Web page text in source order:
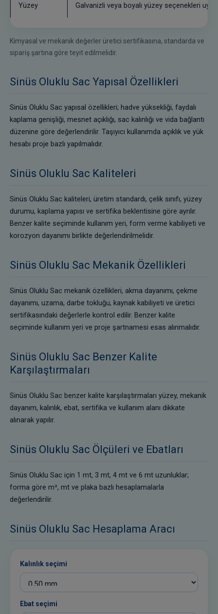
Yüzey Galvanizli veya boyalı yüzey seçenekleri
Kimyasal ve mekanik değerler üretici sertifikasına, standarda ve
sipariş şartına göre teyit edilmelidir.
Sinüs Oluklu Sac Yapısal Özellikleri
Sinüs Oluklu Sac yapısal özellikleri; hadve yüksekliği, faydalı
kaplama genişliği, mesnet açıklığı, sac kalınlığı ve vida bağlantı
düzenine göre değerlendirilir. Taşıyıcı kullanımda açıklık ve yük
hesabı proje bazlı yapılmalıdır.
Sinüs Oluklu Sac Kaliteleri
Sinüs Oluklu Sac kaliteleri, üretim standardı, çelik sınıfı, yüzey
durumu, kaplama yapısı ve sertifika beklentisine göre ayrılır.
Benzer kalite seçiminde kullanım yeri, form verme kabiliyeti ve
korozyon dayanımı birlikte değerlendirilmelidir.
Sinüs Oluklu Sac Mekanik Özellikleri
Sinüs Oluklu Sac mekanik özellikleri, akma dayanımı, çekme
dayanımı, uzama, darbe tokluğu, kaynak kabiliyeti ve üretici
sertifikasındaki değerlerle kontrol edilir. Benzer kalite
seçiminde kullanım yeri ve proje şartnamesi esas alınmalıdır.
Sinüs Oluklu Sac Benzer Kalite
Karşılaştırmaları
Sinüs Oluklu Sac benzer kalite karşılaştırmaları yüzey, mekanik
dayanım, kalınlık, ebat, sertifika ve kullanım alanı dikkate
alınarak yapılır.
Sinüs Oluklu Sac Ölçüleri ve Ebatları
Sinüs Oluklu Sac için 1 mt, 3 mt, 4 mt ve 6 mt uzunluklar;
forma göre m², mt ve plaka bazlı hesaplamalarla
değerlendirilir.
Sinüs Oluklu Sac Hesaplama Aracı
Kalınlık seçimi
Ebat seçimi